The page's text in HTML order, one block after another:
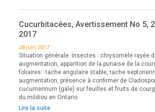
Cucurbitacées, Avertissement No 5,
2017
28 juin 2017
Situation générale. Insectes : chrysomèle rayée
augmentation, apparition de la punaise de la
foliaires : tache angulaire stable, tache
augmentation, présence à confirmer de
cucumerinum (gale) sur feuilles et fruits de
du mildiou en Ontario
Lire la suite